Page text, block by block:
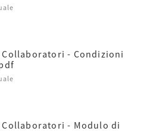
Collaboratori - Condizioni
Collaboratori - Modulo di